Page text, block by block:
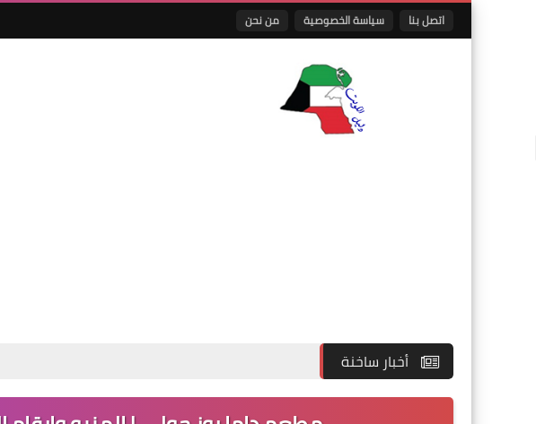
اتصل بنا سياسة الخصوصية من نحن
أخبار ساخنة